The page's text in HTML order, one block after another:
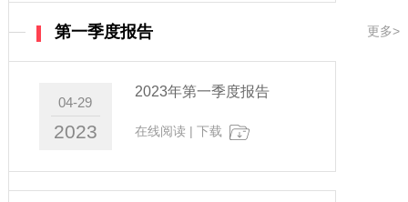
第一季度报告 更多>
04-29
2023
2023年第一季度报告
在线阅读 | 下载